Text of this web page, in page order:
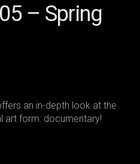
– Spring
an in-depth look at the
art form: documentary!